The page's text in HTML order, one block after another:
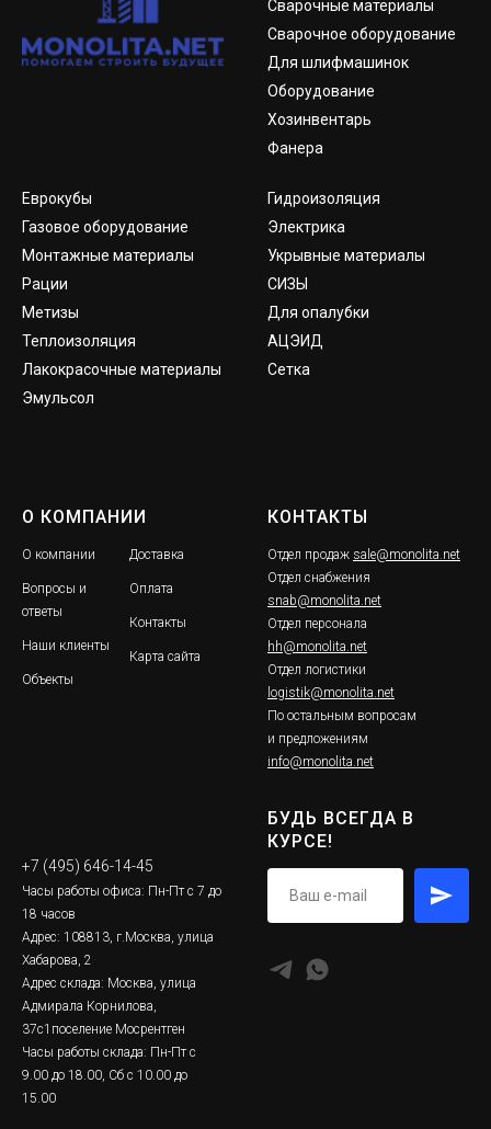
Сварочные материалы
Сварочное оборудование
Для шлифмашинок
Оборудование
Хозинвентарь
Фанера
Еврокубы
Газовое оборудование
Монтажные материалы
Рации
Метизы
Теплоизоляция
Лакокрасочные материалы
Эмульсол
Гидроизоляция
Электрика
Укрывные материалы
СИЗЫ
Для опалубки
АЦЭИД
Сетка
О КОМПАНИИ
О компании
Вопросы и
ответы
Наши клиенты
Объекты
Доставка
Оплата
Контакты
Карта сайта
КОНТАКТЫ
Отдел продаж sale@monolita.net
Отдел снабжения
snab@monolita.net
Отдел персонала
hh@monolita.net
Отдел логистики
logistik@monolita.net
По остальным вопросам
и предложениям
info@monolita.net
+7 (495) 646-14-45
Часы работы офиса: Пн-Пт с 7 до
18 часов
Адрес: 108813, г.Москва, улица
Хабарова, 2
Адрес склада: Москва, улица
Адмирала Корнилова,
37с1поселение Мосрентген
Часы работы склада: Пн-Пт с
9.00 до 18.00, Сб с 10.00 до
15.00
БУДЬ ВСЕГДА В
КУРСЕ!